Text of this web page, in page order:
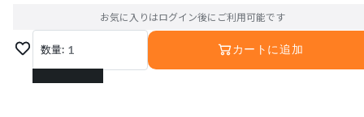
お気に入りはログイン後にご利用可能です
数量: 1
1
カートに追加